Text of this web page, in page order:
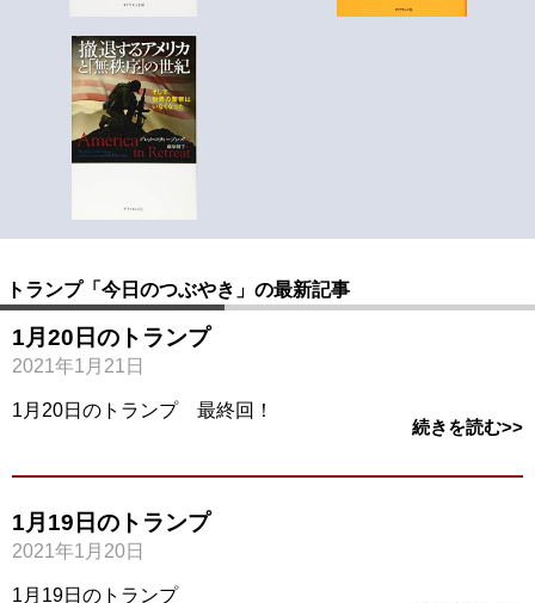
トランプ「今日のつぶやき」の最新記事
1月20日のトランプ
2021年1月21日
1月20日のトランプ 最終回！
続きを読む>>
1月19日のトランプ
2021年1月20日
1月19日のトランプ